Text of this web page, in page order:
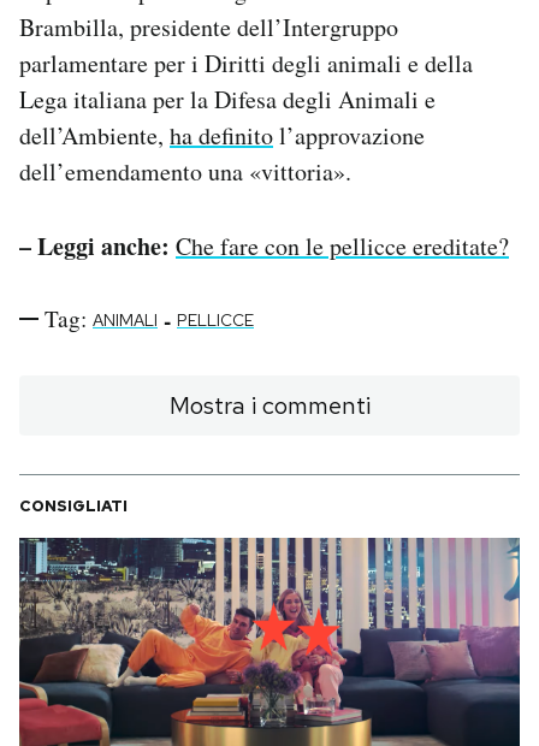
Brambilla, presidente dell’Intergruppo
parlamentare per i Diritti degli animali e della
Lega italiana per la Difesa degli Animali e
dell’Ambiente, ha definitol’approvazione
dell’emendamento una «vittoria».
– Leggi anche: Che fare con le pellicce ereditate?
Tag: ANIMALI - PELLICCE
Mostra i commenti
CONSIGLIATI